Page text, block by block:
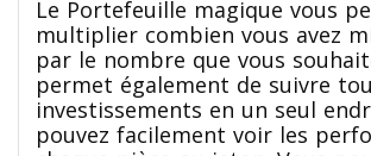
Le Portefeuille magique vous
multiplier combien vous avez
par le nombre que vous
permet également de suivre
investissements en un seul
pouvez facilement voir les